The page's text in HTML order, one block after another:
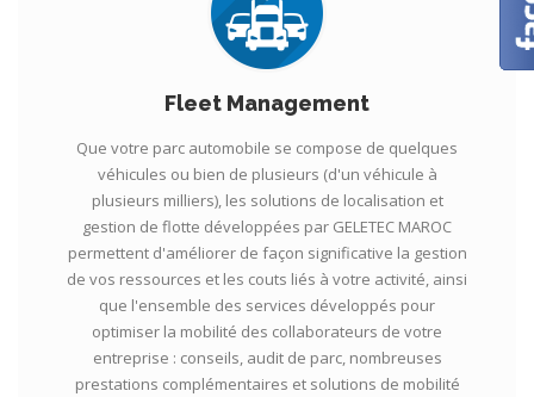
Fleet Management
Que votre parc automobile se compose de quelques
véhicules ou bien de plusieurs (d'un véhicule à
plusieurs milliers), les solutions de localisation et
gestion de flotte développées par GELETEC MAROC
permettent d'améliorer de façon significative la gestion
de vos ressources et les couts liés à votre activité, ainsi
que l'ensemble des services développés pour
optimiser la mobilité des collaborateurs de votre
entreprise : conseils, audit de parc, nombreuses
prestations complémentaires et solutions de mobilité